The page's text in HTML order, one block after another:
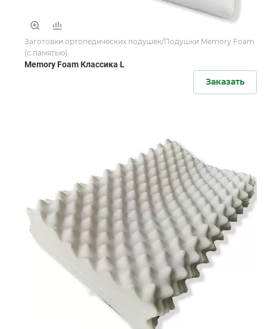
Заготовки ортопедических подушек/Подушки Memory Foam
(с памятью)
Memory Foam Классика L
Заказать